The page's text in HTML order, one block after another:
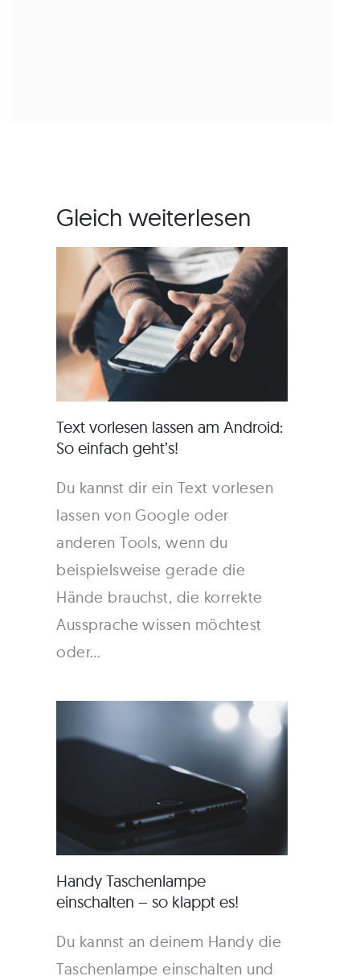
Gleich weiterlesen
Text vorlesen lassen am Android:
So einfach geht’s!
Du kannst dir ein Text vorlesen
lassen von Google oder
anderen Tools, wenn du
beispielsweise gerade die
Hände brauchst, die korrekte
Aussprache wissen möchtest
oder…
Handy Taschenlampe
einschalten – so klappt es!
Du kannst an deinem Handy die
Taschenlampe einschalten und